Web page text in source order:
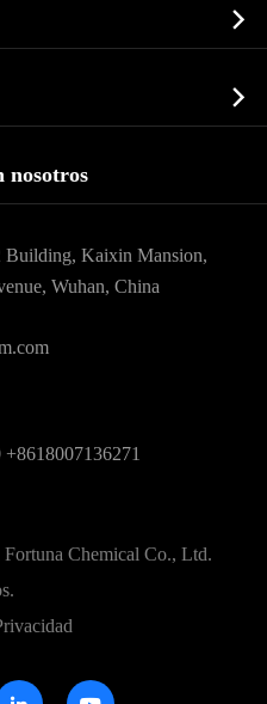
finos


nosotros
Building, Kaixin Mansion,
Wuhan, China
+8618007136271
Fortuna Chemical Co., Ltd.